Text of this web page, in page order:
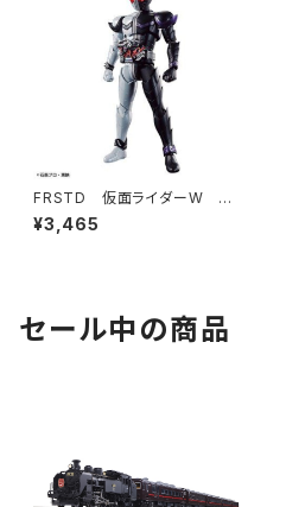
FRSTD 仮面ライダーW ファ
ングジョーカー【新品・在庫品】
¥3,465
セール中の商品